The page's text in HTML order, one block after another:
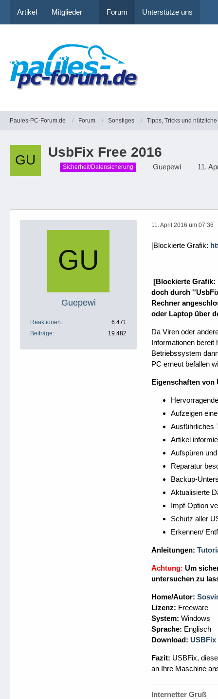
Artikel Mitglieder Forum Unterstütze uns
Paules-PC-Forum.de Forum Sonstiges Tipps, Tricks und
UsbFix Free 2016
Sicherheit/Datensicherung Guepewi 11.
Guepewi
Reaktionen
6.471
Beiträge
19.482
11. April 2016 um 07:36
[Blockierte Grafik:
[Blockierte Grafik:
doch durch
Rechner
oder Laptop über
Da Viren oder
Informationen bereit
Betriebssystem
PC erneut befallen
Eigenschaften von
Aufzeigen
Ausführliches
Artikel
Aufspüren
Reparatur
Backup-
Aktualisierte
Impf-Option
Schutz aller
Erkennen/
Anleitungen:
Achtung: Um
untersuchen zu
Home/Autor:
Lizenz: Freeware
System: Windows
Sprache: Englisch
Download: USBFix
Fazit: USBFix,
an Ihre Maschine
Internetter Gruß